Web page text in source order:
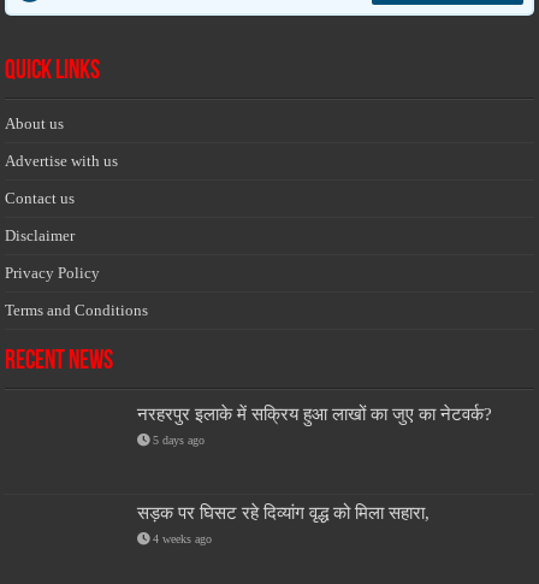
Quick Links
About us
Advertise with us
Contact us
Disclaimer
Privacy Policy
Terms and Conditions
Recent News
नरहरपुर इलाके में सक्रिय हुआ लाखों का जुए का नेटवर्क?
5 days ago
सड़क पर घिसट रहे दिव्यांग वृद्ध को मिला सहारा,
4 weeks ago